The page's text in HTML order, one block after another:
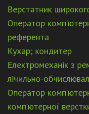
Верстатник
Оператор
референта
Кухар; кондитер
Електромеханік з
лічильно-
Оператор
комп’ютерної